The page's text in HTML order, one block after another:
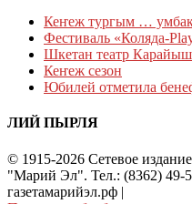
Кеҥеж тургым …
Фестиваль «Коляда-
Шкетан театр
Кеҥеж сезон
Юбилей отметила
ЛИЙ ПЫРЛЯ
© 1915-2026 Сетевое
"Марий Эл". Тел.: (8362) 49-
газетамарийэл.рф |